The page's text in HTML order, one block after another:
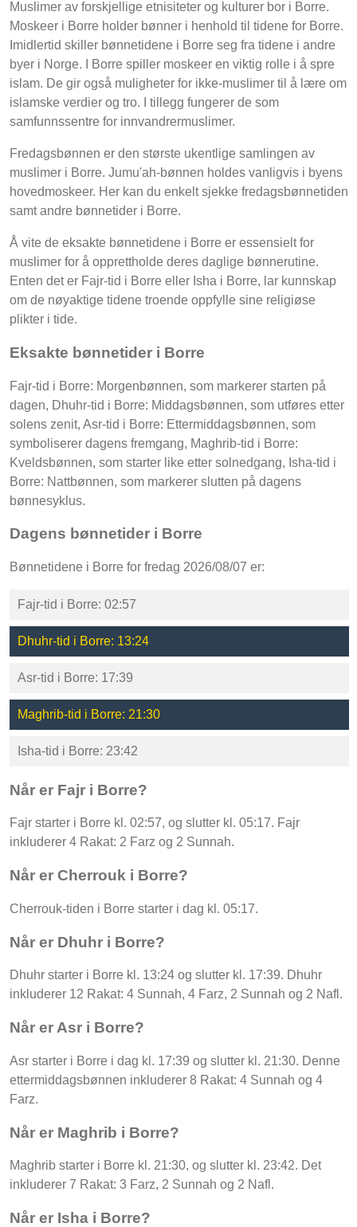
Muslimer av forskjellige etnisiteter og kulturer bor i Borre.
Moskeer i Borre holder bønner i henhold til tidene for Borre.
Imidlertid skiller bønnetidene i Borre seg fra tidene i andre
byer i Norge. I Borre spiller moskeer en viktig rolle i å spre
islam. De gir også muligheter for ikke-muslimer til å lære om
islamske verdier og tro. I tillegg fungerer de som
samfunnssentre for innvandrermuslimer.
Fredagsbønnen er den største ukentlige samlingen av
muslimer i Borre. Jumu'ah-bønnen holdes vanligvis i byens
hovedmoskeer. Her kan du enkelt sjekke fredagsbønnetiden
samt andre bønnetider i Borre.
Å vite de eksakte bønnetidene i Borre er essensielt for
muslimer for å opprettholde deres daglige bønnerutine.
Enten det er Fajr-tid i Borre eller Isha i Borre, lar kunnskap
om de nøyaktige tidene troende oppfylle sine religiøse
plikter i tide.
Eksakte bønnetider i Borre
Fajr-tid i Borre: Morgenbønnen, som markerer starten på
dagen, Dhuhr-tid i Borre: Middagsbønnen, som utføres etter
solens zenit, Asr-tid i Borre: Ettermiddagsbønnen, som
symboliserer dagens fremgang, Maghrib-tid i Borre:
Kveldsbønnen, som starter like etter solnedgang, Isha-tid i
Borre: Nattbønnen, som markerer slutten på dagens
bønnesyklus.
Dagens bønnetider i Borre
Bønnetidene i Borre for fredag 2026/08/07 er:
Fajr-tid i Borre: 02:57
Dhuhr-tid i Borre: 13:24
Asr-tid i Borre: 17:39
Maghrib-tid i Borre: 21:30
Isha-tid i Borre: 23:42
Når er Fajr i Borre?
Fajr starter i Borre kl. 02:57, og slutter kl. 05:17. Fajr
inkluderer 4 Rakat: 2 Farz og 2 Sunnah.
Når er Cherrouk i Borre?
Cherrouk-tiden i Borre starter i dag kl. 05:17.
Når er Dhuhr i Borre?
Dhuhr starter i Borre kl. 13:24 og slutter kl. 17:39. Dhuhr
inkluderer 12 Rakat: 4 Sunnah, 4 Farz, 2 Sunnah og 2 Nafl.
Når er Asr i Borre?
Asr starter i Borre i dag kl. 17:39 og slutter kl. 21:30. Denne
ettermiddagsbønnen inkluderer 8 Rakat: 4 Sunnah og 4
Farz.
Når er Maghrib i Borre?
Maghrib starter i Borre kl. 21:30, og slutter kl. 23:42. Det
inkluderer 7 Rakat: 3 Farz, 2 Sunnah og 2 Nafl.
Når er Isha i Borre?